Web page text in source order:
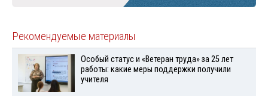
Рекомендуемые материалы
Особый статус и «Ветеран труда» за 25 лет
работы: какие меры поддержки получили
учителя